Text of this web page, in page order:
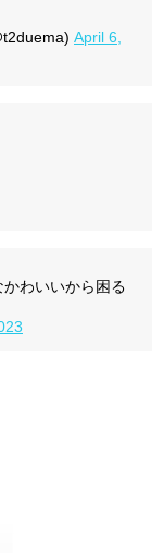
April 6,
わいいから困る